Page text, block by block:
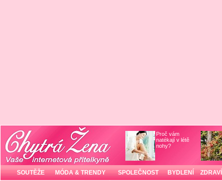
Proč vám
natékají v létě
nohy?
SOUTĚŽE MÓDA & TRENDY SPOLEČNOST BYDLENÍ ZDRAVÍ